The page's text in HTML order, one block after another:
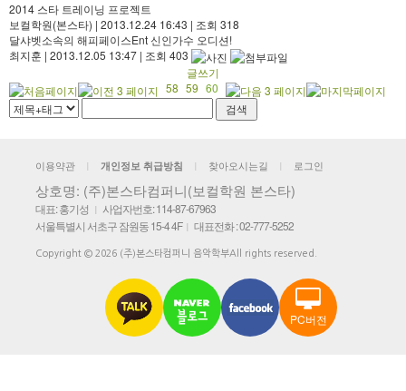
2014 스타 트레이닝 프로젝트
보컬학원(본스타) | 2013.12.24 16:43 | 조회 318
달샤벳소속의 해피페이스Ent 신인가수 오디션!
최지훈 | 2013.12.05 13:47 | 조회 403
글쓰기
58 59 60
이용약관 개인정보 취급방침 찾아오시는길 로그인
상호명: (주)본스타컴퍼니(보컬학원 본스타)
대표: 홍기성
사업자번호: 114-87-67963
서울특별시 서초구 잠원동 15-4 4F
대표전화 : 02-777-5252
Copyright © 2026 (주)본스타컴퍼니 음악학부All rights reserved.
PC버전